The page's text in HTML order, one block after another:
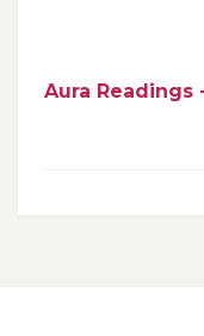
Aura Readings